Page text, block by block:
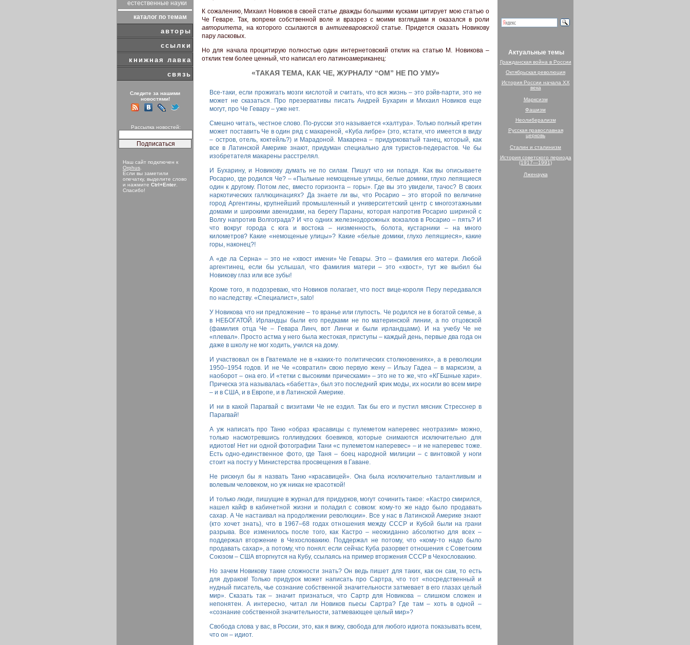
естественные науки
каталог по темам
авторы
ссылки
книжная лавка
связь
Следите за нашими
новостями!
Рассылка новостей:
Наш сайт подключен к
Orphus
Если вы заметили
опечатку, выделите слово
и нажмите Ctrl+Enter
Спасибо!
К сожалению, Михаил Новиков в своей статье дважды большими кусками цитирует мою статью о
Че Геваре. Так, вопреки собственной воле и вразрез с моими взглядами я оказался в роли
авторитета, на которого ссылаются в антигеваровскойстатье. Придется сказать Новикову
пару ласковых.
Но для начала процитирую полностью один интернетовский отклик на статью М. Новикова –
отклик тем более ценный, что написал его латиноамериканец:
«ТАКАЯ ТЕМА, КАК ЧЕ, ЖУРНАЛУ “ОМ” НЕ ПО УМУ»
Все-таки, если прожигать мозги кислотой и считать, что вся жизнь – это рэйв-парти, это не
может не сказаться. Про презервативы писать Андрей Бухарин и Михаил Новиков еще
могут, про Че Гевару – уже нет.
Смешно читать, честное слово. По-русски это называется «халтура». Только полный кретин
может поставить Че в один ряд с макареной, «Куба либре» (это, кстати, что имеется в виду
– остров, отель, коктейль?) и Марадоной. Макарена – придурковатый танец, который, как
все в Латинской Америке знают, придуман специально для туристов-педерастов. Че бы
изобретателя макарены расстрелял.
И Бухарину, и Новикову думать не по силам. Пишут что ни попадя. Как вы описываете
Росарио, где родился Че? – «Пыльные немощеные улицы, белые домики, глухо лепящиеся
один к другому. Потом лес, вместо горизонта – горы». Где вы это увидели, тачос? В своих
наркотических галлюцинациях? Да знаете ли вы, что Росарио – это второй по величине
город Аргентины, крупнейший промышленный и университетский центр с многоэтажными
домами и широкими авенидами, на берегу Параны, которая напротив Росарио шириной с
Волгу напротив Волгограда? И что одних железнодорожных вокзалов в Росарио – пять? И
что вокруг города с юга и востока – низменность, болота, кустарники – на много
километров? Какие «немощеные улицы»? Какие «белые домики, глухо лепящиеся», какие
горы, наконец?!
А «де ла Серна» – это не «хвост имени» Че Гевары. Это – фамилия его матери. Любой
аргентинец, если бы услышал, что фамилия матери – это «хвост», тут же выбил бы
Новикову глаз или все зубы!
Кроме того, я подозреваю, что Новиков полагает, что пост вице-короля Перу передавался
по наследству. «Специалист», sato!
У Новикова что ни предложение – то вранье или глупость. Че родился не в богатой семье, а
в НЕБОГАТОЙ. Ирландцы были его предками не по материнской линии, а по отцовской
(фамилия отца Че – Гевара Линч, вот Линчи и были ирландцами). И на учебу Че не
«плевал». Просто астма у него была жестокая, приступы – каждый день, первые два года он
даже в школу не мог ходить, учился на дому.
И участвовал он в Гватемале не в «каких-то политических столкновениях», а в революции
1950–1954 годов. И не Че «совратил» свою первую жену – Ильзу Гадеа – в марксизм, а
наоборот – она его. И «тетки с высокими прическами» – это не то же, что «КГБшные хари».
Прическа эта называлась «бабетта», был это последний крик моды, их носили во всем мире
– и в США, и в Европе, и в Латинской Америке.
И ни в какой Парагвай с визитами Че не ездил. Так бы его и пустил мясник Стресснер в
Парагвай!
А уж написать про Таню «образ красавицы с пулеметом наперевес неотразим» можно,
только насмотревшись голливудских боевиков, которые снимаются исключительно для
идиотов! Нет ни одной фотографии Тани «с пулеметом наперевес» – и не наперевес тоже.
Есть одно-единственное фото, где Таня – боец народной милиции – с винтовкой у ноги
стоит на посту у Министерства просвещения в Гаване.
Не рискнул бы я назвать Таню «красавицей». Она была исключительно талантливым и
волевым человеком, но уж никак не красоткой!
И только люди, пишущие в журнал для придурков, могут сочинить такое: «Кастро смирился,
нашел кайф в кабинетной жизни и поладил с совком: кому-то же надо было продавать
сахар. А Че настаивал на продолжении революции». Все у нас в Латинской Америке знают
(кто хочет знать), что в 1967–68 годах отношения между СССР и Кубой были на грани
разрыва. Все изменилось после того, как Кастро – неожиданно абсолютно для всех –
поддержал вторжение в Чехословакию. Поддержал не потому, что «кому-то надо было
продавать сахар», а потому, что понял: если сейчас Куба разорвет отношения с Советским
Союзом – США вторгнутся на Кубу, ссылаясь на пример вторжения СССР в Чехословакию.
Но зачем Новикову такие сложности знать? Он ведь пишет для таких, как он сам, то есть
для дураков! Только придурок может написать про Сартра, что тот «посредственный и
нудный писатель, чье сознание собственной значительности затмевает в его глазах целый
мир». Сказать так – значит признаться, что Сартр для Новикова – слишком сложен и
непонятен. А интересно, читал ли Новиков пьесы Сартра? Где там – хоть в одной –
«сознание собственной значительности, затмевающее целый мир»?
Свобода слова у вас, в России, это, как я вижу, свобода для любого идиота показывать всем,
что он – идиот.
Актуальные темы
Гражданская война в России
Октябрьская революция
История России начала XX
века
Марксизм
Фашизм
Неолиберализм
Русская православная
церковь
Сталин и сталинизм
История советского периода
(1917—1991)
Лженаука